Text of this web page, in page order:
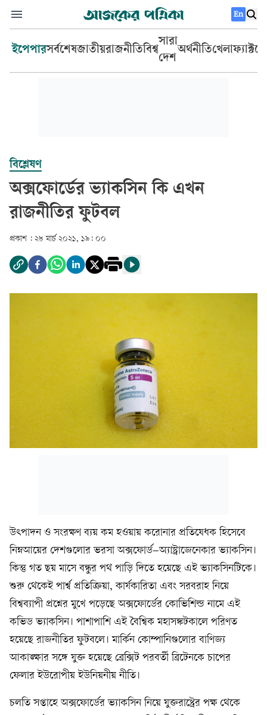
En
ইপেপারসর্বশেষজাতীয়রাজনীতিবিশ্ব
সারা
দেশ
অর্থনীতিখেলা
বিশ্লেষণ
অক্সফোর্ডের ভ্যাকসিন কি এখন
রাজনীতির ফুটবল
প্রকাশ : ২৮ মার্চ ২০২১, ১৯: ০০
উৎপাদন ও সংরক্ষণ ব্যয় কম হওয়ায় করোনার প্রতিষেধক হিসেবে
নিম্নআয়ের দেশগুলোর ভরসা অক্সফোর্ড–অ্যাস্ট্রাজেনেকার ভ্যাকসিন।
কিন্তু গত ছয় মাসে বন্ধুর পথ পাড়ি দিতে হয়েছে এই ভ্যাকসিনটিকে।
শুরু থেকেই পার্শ্ব প্রতিক্রিয়া, কার্যকারিতা এবং সরবরাহ নিয়ে
বিশ্বব্যাপী প্রশ্নের মুখে পড়েছে অক্সফোর্ডের কোভিশিল্ড নামে এই
কভিড ভ্যাকসিন। পাশাপাশি এই বৈশ্বিক মহাসঙ্কটকালে পরিণত
হয়েছে রাজনীতির ফুটবলে। মার্কিন কোম্পানিগুলোর বাণিজ্য
আকাঙ্ক্ষার সঙ্গে যুক্ত হয়েছে ব্রেক্সিট পরবর্তী ব্রিটেনকে চাপের
ফেলার ইউরোপীয় ইউনিয়নীয় নীতি।
চলতি সপ্তাহে অক্সফোর্ডের ভ্যাকসিন নিয়ে যুক্তরাষ্ট্রের পক্ষ থেকে